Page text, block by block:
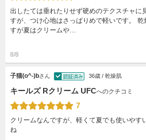
出したては垂れたりせず硬めのテクスチャに
すが、つけ心地はさっぱりめで軽いです。 乾
すが夏はクリームや…
8/8
子猫(o^-)bさん 36歳 / 乾燥肌
キールズ Rクリーム UFCへのクチコミ
7
クリームなんですが、軽くて夏でも使いやす
ね